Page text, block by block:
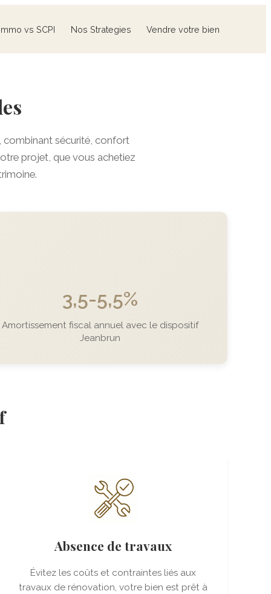
vs SCPI Nos Strategies Vendre votre bien
combinant sécurité, confort
projet, que vous achetiez
3,5-5,5%
Amortissement fiscal annuel avec le dispositif
Jeanbrun
Absence de travaux
Évitez les coûts et contraintes liés aux
travaux de rénovation, votre bien est prêt à